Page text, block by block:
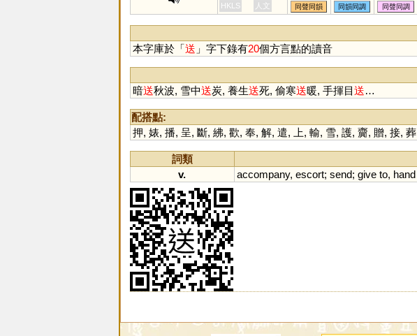
HKLS 人文 同聲同韻 同韻同調 同聲同調
本字庫於「送 」字下錄有20個方言點的讀音
暗送秋波, 雪中送炭, 養生送死, 偷寒送暖, 手揮目送…
配搭點:
押, 婊, 播, 呈, 斷, 紼, 歡, 奉, 解, 遣, 上, 輸, 雪, 護, 齎, 贈, 接, 葬
詞類
v.
accompany, escort; send; give to, hand